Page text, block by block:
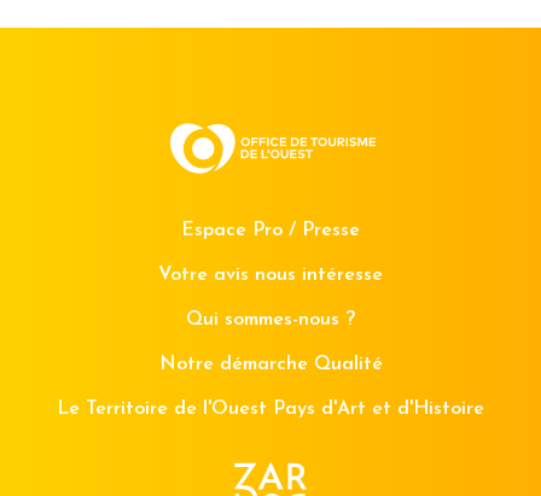
Espace Pro / Presse
Votre avis nous intéresse
Qui sommes-nous ?
Notre démarche Qualité
Le Territoire de l'Ouest Pays d'Art et d'Histoire